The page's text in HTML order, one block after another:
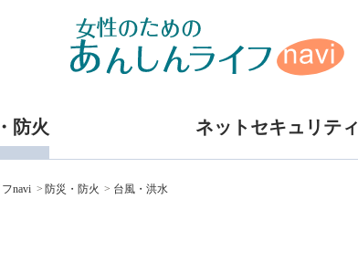
防火 ネットセキュリティ
navi 防災・防火 台風・洪水